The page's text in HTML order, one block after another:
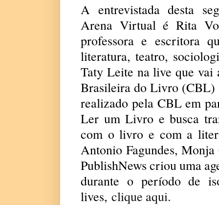
A entrevistada desta
Arena Virtual é Rita
professora e escritora
literatura, teatro,
Taty Leite na live que vai
Brasileira do Livro (CBL)
realizado pela CBL em
Ler um Livro e busca
com o livro e com a
Antonio Fagundes,
PublishNews criou uma
durante o período de
lives, clique aqui.